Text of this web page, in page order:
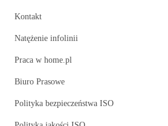
Kontakt
Natężenie infolinii
Praca w home.pl
Biuro Prasowe
Polityka bezpieczeństwa ISO